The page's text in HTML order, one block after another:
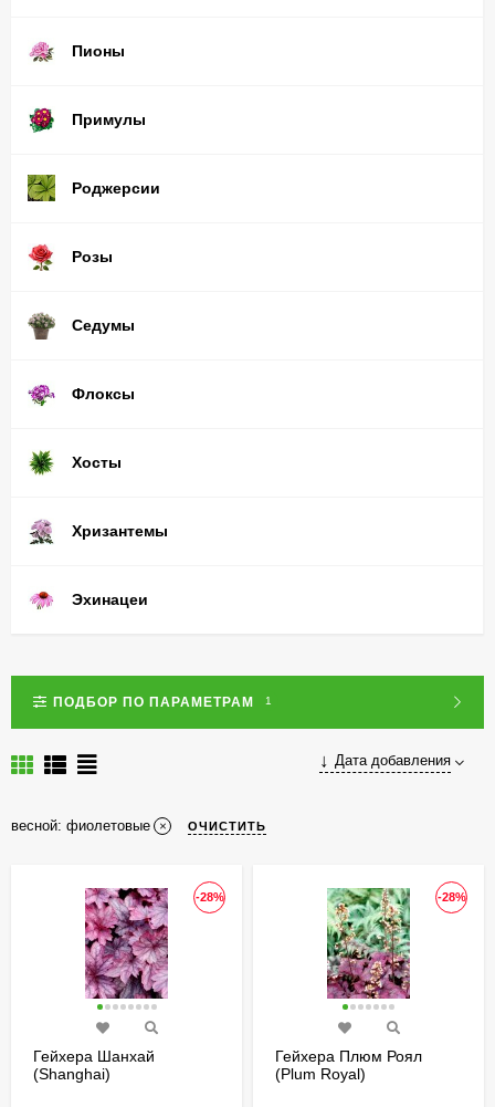
Пионы
Примулы
Роджерсии
Розы
Седумы
Флоксы
Хосты
Хризантемы
Эхинацеи
ПОДБОР ПО ПАРАМЕТРАМ 1
Дата добавления
весной: фиолетовые ОЧИСТИТЬ
-28%
Гейхера Шанхай
(Shanghai)
-28%
Гейхера Плюм Роял
(Plum Royal)